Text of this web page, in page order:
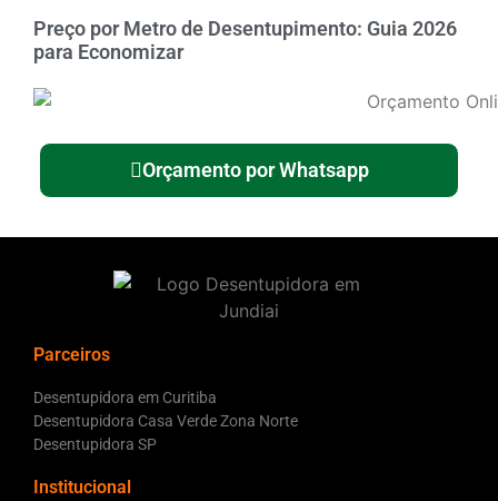
Preço por Metro de Desentupimento: Guia 2026
para Economizar
Orçamento por Whatsapp
Parceiros
Desentupidora em Curitiba
Desentupidora Casa Verde Zona Norte
Desentupidora SP
Institucional